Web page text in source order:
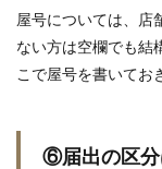
屋号については、店
ない方は空欄でも結
こで屋号を書いてお
⑥届出の区分